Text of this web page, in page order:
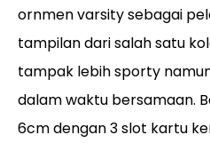
ornmen varsity sebagai
tampilan dari salah satu
tampak lebih sporty
dalam waktu bersamaan.
6cm dengan 3 slot kartu